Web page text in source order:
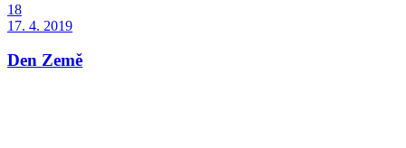
18
17. 4. 2019
Den Země